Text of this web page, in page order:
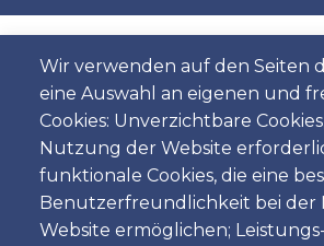
Wir verwenden auf den Seiten
eine Auswahl an eigenen und
Cookies: Unverzichtbare
Nutzung der Website
funktionale Cookies, die eine
Benutzerfreundlichkeit bei
Website ermöglichen;
5 5 Automatic 4